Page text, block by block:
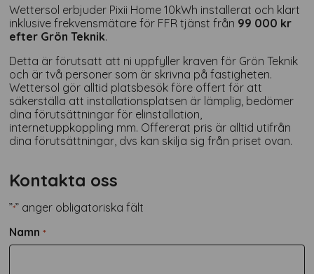
Wettersol erbjuder Pixii Home 10kWh installerat och klart
inklusive frekvensmätare för FFR tjänst från 99 000 kr
efter Grön Teknik.
Detta är förutsatt att ni uppfyller kraven för Grön Teknik
och är två personer som är skrivna på fastigheten.
Wettersol gör alltid platsbesök före offert för att
säkerställa att installationsplatsen är lämplig, bedömer
dina förutsättningar för elinstallation,
internetuppkoppling mm. Offererat pris är alltid utifrån
dina förutsättningar, dvs kan skilja sig från priset ovan.
Kontakta oss
”*” anger obligatoriska fält
Namn *